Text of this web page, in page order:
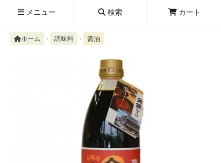
メニュー 検索 カート
絮ユ⑳�������障����
レビューを読む
ホーム 調味料 醤油